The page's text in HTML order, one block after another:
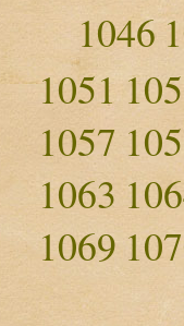
1046
1051
1057
1063
1069